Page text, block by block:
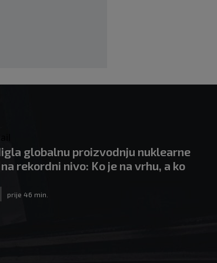
globalnu proizvodnju nuklearne
rekordni nivo: Ko je na vrhu, a ko
prije 46 min.